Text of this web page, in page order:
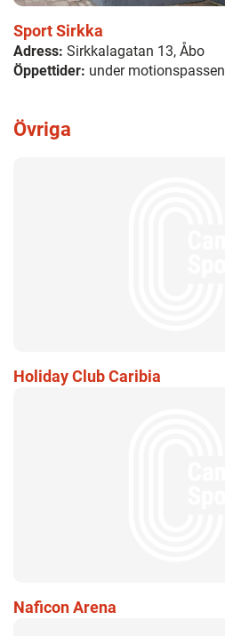
Sport Sirkka
Adress: Sirkkalagatan 13, Åbo
Öppettider: under motionspassen
Övriga
Holiday Club Caribia
Naficon Arena